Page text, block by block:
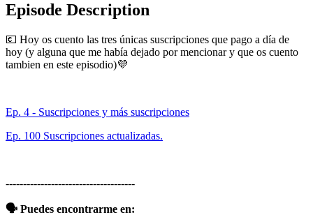
Episode Description
💶 Hoy os cuento las tres únicas suscripciones que pago a día de
hoy (y alguna que me había dejado por mencionar y que os cuento
tambien en este episodio)💜
Ep. 4 - Suscripciones y más suscripciones
Ep. 100 Suscripciones actualizadas.
-------------------------------------
🗣️ Puedes encontrarme en: